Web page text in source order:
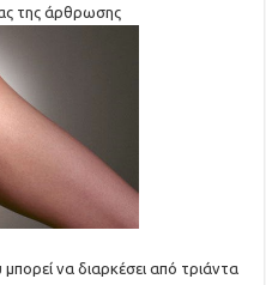
της άρθρωσης
να διαρκέσει από τριάντα